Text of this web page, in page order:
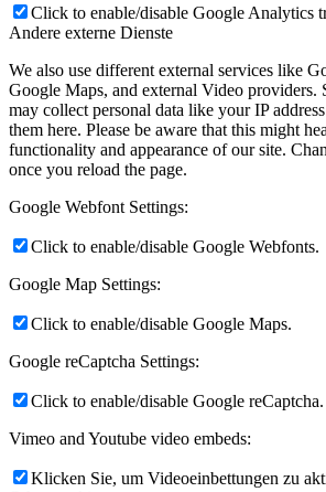
Click to enable/disable Google Analytics
Andere externe Dienste
We also use different external services like
Google Maps, and external Video providers.
may collect personal data like your IP
them here. Please be aware that this might
functionality and appearance of our site.
once you reload the page.
Google Webfont Settings:
Click to enable/disable Google Webfonts.
Google Map Settings:
Click to enable/disable Google Maps.
Google reCaptcha Settings:
Click to enable/disable Google reCaptcha.
Vimeo and Youtube video embeds:
Klicken Sie, um Videoeinbettungen zu